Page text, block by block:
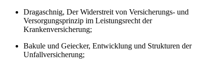
Dragaschnig, Der Widerstreit von Versicherungs- und
Versorgungsprinzip im Leistungsrecht der
Krankenversicherung;
Bakule und Geiecker, Entwicklung und Strukturen der
Unfallversicherung;